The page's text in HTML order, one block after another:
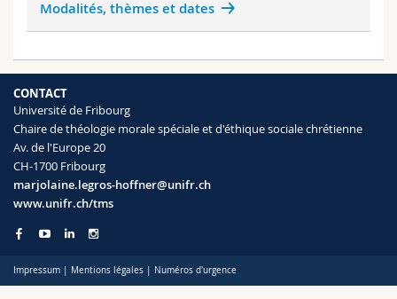
MyUnifr
Modalités, thèmes et dates
CONTACT
Université de Fribourg
Chaire de théologie morale spéciale et d'éthique sociale chrétienne
Av. de l'Europe 20
CH-1700 Fribourg
marjolaine.legros-hoffner@unifr.ch
www.unifr.ch/tms
Impressum Mentions légales Numéros d'urgence